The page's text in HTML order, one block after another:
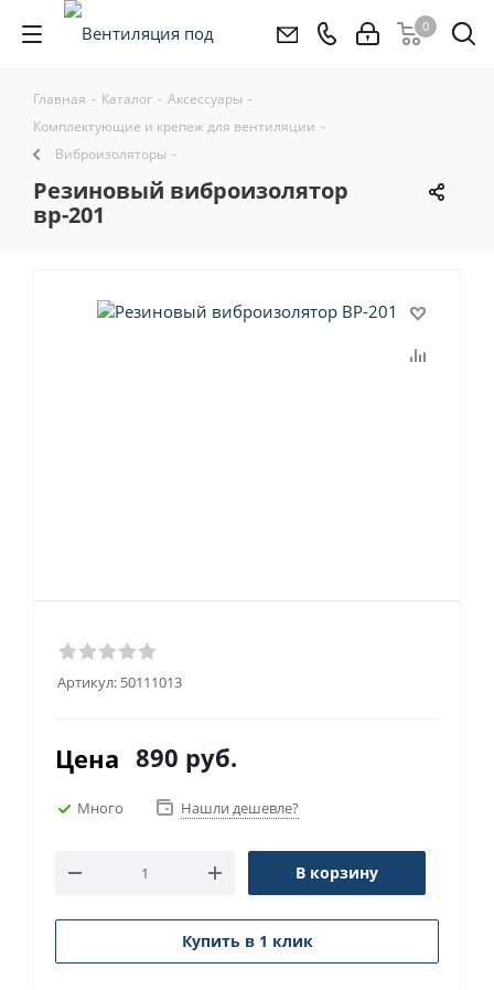
0
Главная - Каталог - Аксессуары -
Комплектующие и крепеж для вентиляции -
Виброизоляторы -
резиновый виброизолятор
вр-201
Артикул: 50111013
Цена 890 руб.
Много Нашли дешевле?
В корзину
Купить в 1 клик